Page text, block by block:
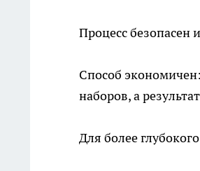
Процесс безопасен
Способ
наборов, а
Для более